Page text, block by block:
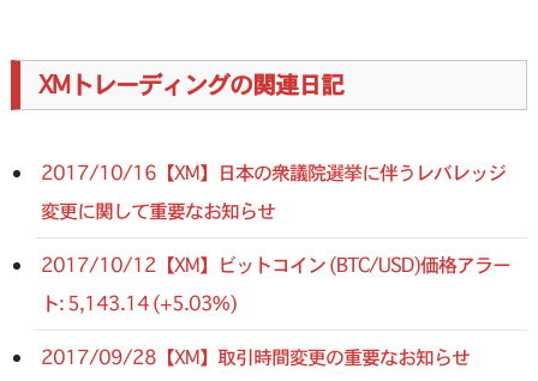
XMトレーディングの関連日記
2017/10/16【XM】日本の衆議院選挙に伴うレバレッジ
変更に関して重要なお知らせ
2017/10/12【XM】ビットコイン (BTC/USD)価格アラー
ト: 5,143.14 (+5.03%)
2017/09/28【XM】取引時間変更の重要なお知らせ